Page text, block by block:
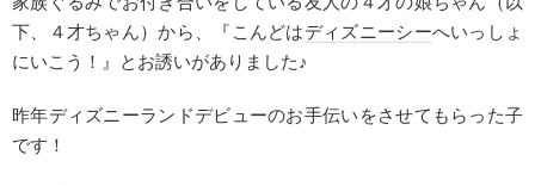
下、４才ちゃん）から、『こんどはディズニーシーへいっしょ
にいこう！』とお誘いがありました♪
昨年ディズニーランドデビューのお手伝いをさせてもらった子
です！